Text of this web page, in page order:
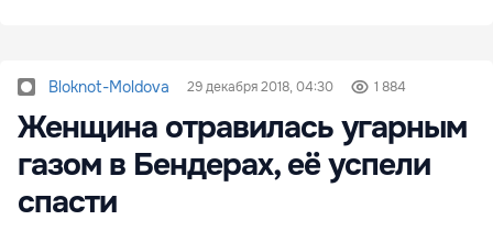
Bloknot-Moldova 29 декабря 2018, 04:30 1 884
Женщина отравилась угарным
газом в Бендерах, её успели
спасти